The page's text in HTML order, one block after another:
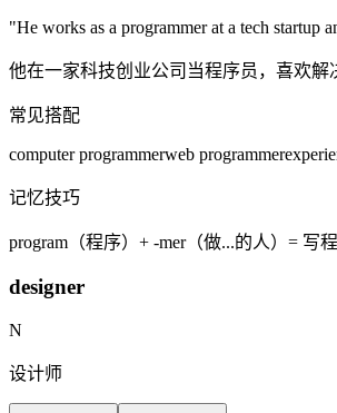
"He works as a programmerat a tech startup
他在一家科技创业公司当程序员，喜欢解
常见搭配
computer programmerweb programmer
记忆技巧
program（程序）+ -mer（做...的人）= 写
designer
N
设计师